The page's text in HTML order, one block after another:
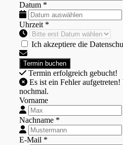
Datum *
Uhrzeit *
Ich akzeptiere die
Termin erfolgreich gebucht!
nochmal.
Vorname
Nachname *
E-Mail *